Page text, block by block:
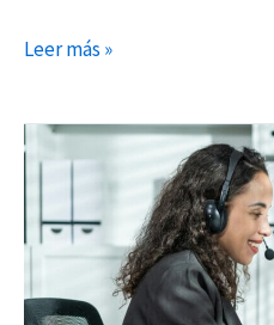
Leer más »
¿Cómo
medir
productividad
las